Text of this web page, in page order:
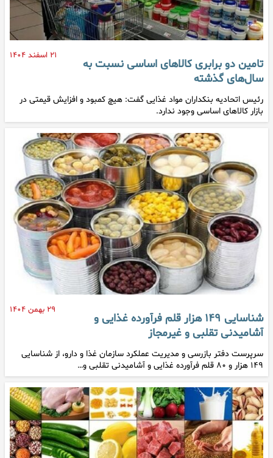
۲۱ اسفند ۱۴۰۴
تامین دو برابری کالاهای اساسی نسبت به
سال‌های گذشته
رئیس اتحادیه بنکداران مواد غذایی گفت: هیچ کمبود و افزایش قیمتی در
بازار کالا‌های اساسی وجود ندارد.
۲۹ بهمن ۱۴۰۴
شناسایی ۱۴۹ هزار قلم فرآورده غذایی و
آشامیدنی تقلبی و غیرمجاز
سرپرست دفتر بازرسی و مدیریت عملکرد سازمان غذا و دارو، از شناسایی
۱۴۹ هزار و ۸۰ قلم فرآورده غذایی و آشامیدنی تقلبی و…